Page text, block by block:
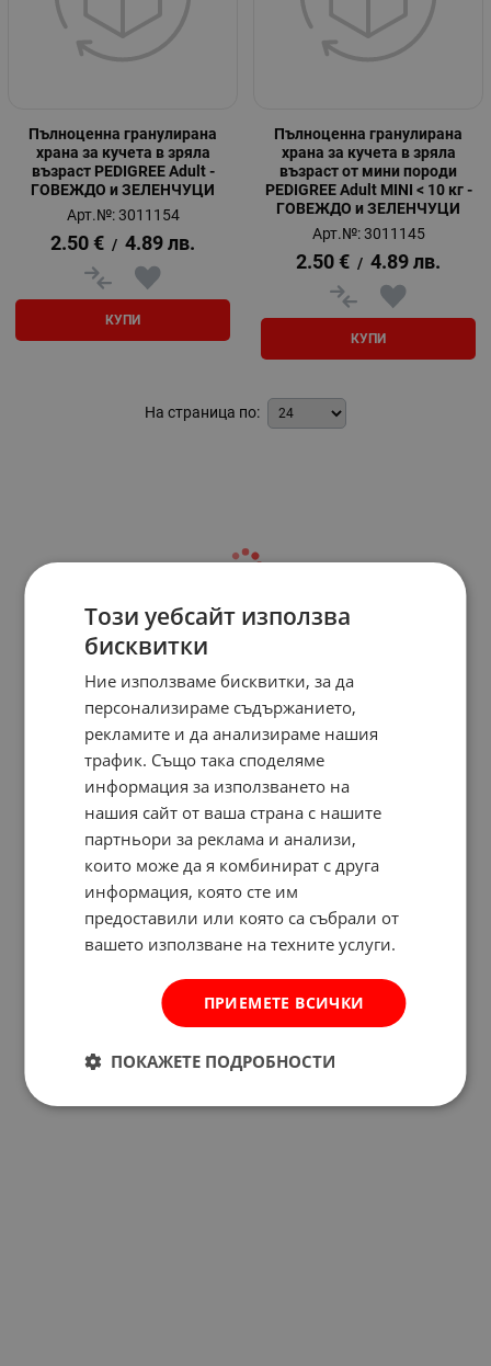
Пълноценна гранулирана
храна за кучета в зряла
възраст PEDIGREE Adult -
ГОВЕЖДО и ЗЕЛЕНЧУЦИ
Арт.№: 3011154
2.50 € / 4.89 лв.
КУПИ
Пълноценна гранулирана
храна за кучета в зряла
възраст от мини породи
PEDIGREE Adult MINI < 10 кг -
ГОВЕЖДО и ЗЕЛЕНЧУЦИ
Арт.№: 3011145
2.50 € / 4.89 лв.
КУПИ
На страница по:
Този уебсайт използва
бисквитки
Ние използваме бисквитки, за да
персонализираме съдържанието,
рекламите и да анализираме нашия
трафик. Също така споделяме
информация за използването на
нашия сайт от ваша страна с нашите
партньори за реклама и анализи,
които може да я комбинират с друга
информация, която сте им
предоставили или която са събрали от
вашето използване на техните услуги.
ПРИЕМЕТЕ ВСИЧКИ
ПОКАЖЕТЕ ПОДРОБНОСТИ